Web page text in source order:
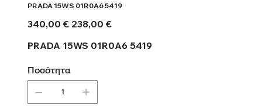
PRADA 15WS 01R0A6 5419
Αρχική
τιμή
340,00 € Τιμή
έκπτωσης
238,00 €
PRADA 15WS 01R0A6 5419
Ποσότητα